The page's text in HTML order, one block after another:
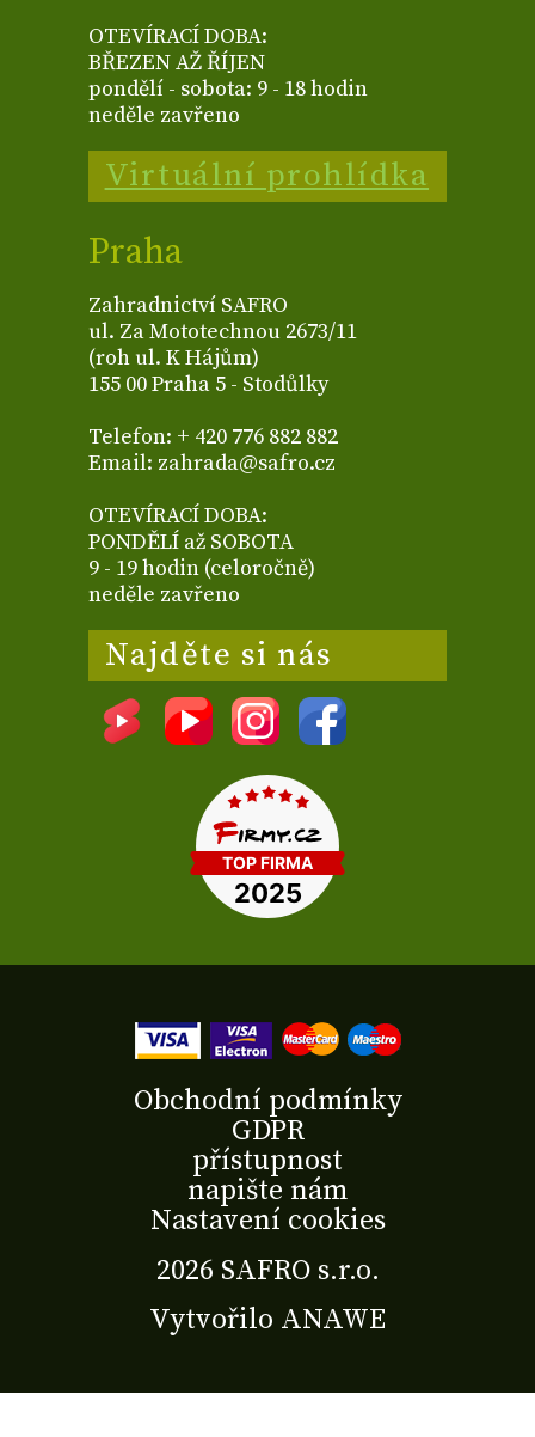
OTEVÍRACÍ DOBA:
BŘEZEN AŽ ŘÍJEN
pondělí - sobota: 9 - 18 hodin
neděle zavřeno
Virtuální prohlídka
Praha
Zahradnictví SAFRO
ul. Za Mototechnou 2673/11
(roh ul. K Hájům)
155 00 Praha 5 - Stodůlky
Telefon: + 420 776 882 882
Email: zahrada@safro.cz
OTEVÍRACÍ DOBA:
PONDĚLÍ až SOBOTA
9 - 19 hodin (celoročně)
neděle zavřeno
Najděte si nás
2026 SAFRO s.r.o.
Vytvořilo ANAWE
Obchodní podmínky
GDPR
přístupnost
napište nám
Nastavení cookies